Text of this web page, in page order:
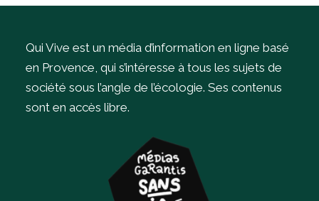
Qui Vive est un média d’information en ligne basé
en Provence, qui s’intéresse à tous les sujets de
société sous l’angle de l’écologie. Ses contenus
sont en accès libre.